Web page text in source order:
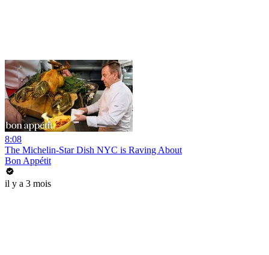
8:08
The Michelin-Star Dish NYC is Raving About
Bon Appétit
il y a 3 mois